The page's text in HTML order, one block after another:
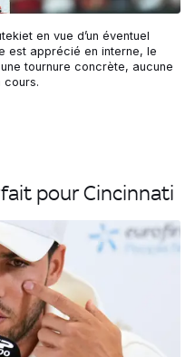
en vue d’un éventuel
est apprécié en interne, le
tournure concrète, aucune
cours.
pour Cincinnati